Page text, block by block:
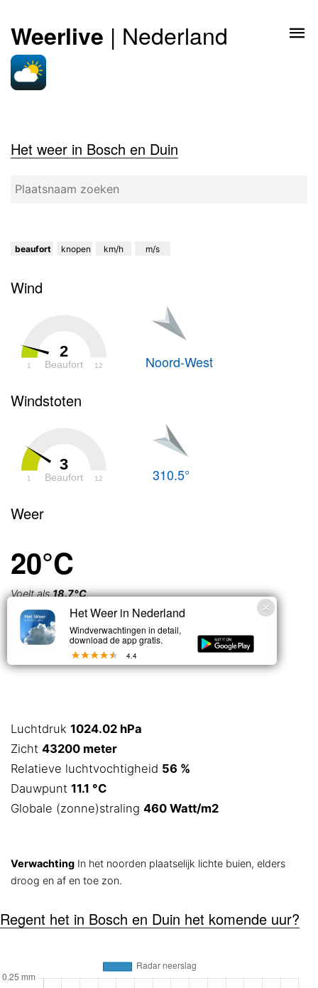
Weerlive | Nederland
Het weer in Bosch en Duin
beaufort knopen km/h m/s
Wind
2
Beaufort
1 12 Noord-West
Windstoten
3
Beaufort
1 12 310.5°
Weer
20°C
Voelt als18.7°C
Zwaar
bewolkt
Luchtdruk 1024.02 hPa
Zicht 43200 meter
Relatieve luchtvochtigheid 56 %
Dauwpunt 11.1 °C
Globale (zonne)straling 460 Watt/m2
Verwachting In het noorden plaatselijk lichte buien, elders
droog en af en toe zon.
Regent het in Bosch en Duin het komende uur?
Het Weer in Nederland
Windverwachtingen in detail,
download de app gratis.
4.4